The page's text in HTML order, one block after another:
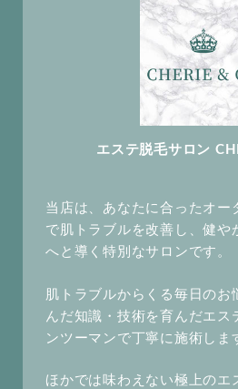
エステ脱毛サロン
当店は、あなたに合ったオー
で肌トラブルを改善し、健や
へと導く特別なサロンです。
肌トラブルからくる毎日のお
んだ知識・技術を育んだエス
ンツーマンで丁寧に施術しま
ほかでは味わえない極上のエ